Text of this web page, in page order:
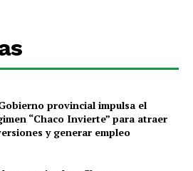
provincial impulsa el
“Chaco Invierte” para atraer
y generar empleo